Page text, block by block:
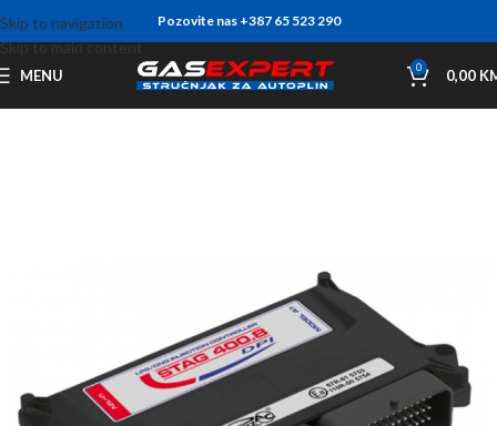
Skip to navigation
Skip to main content
Pozovite nas +387 65 523 290
MENU 0 0,00